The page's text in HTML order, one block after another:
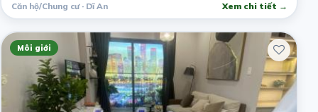
Căn hộ/Chung cư · Dĩ An Xem chi tiết →
Môi giới